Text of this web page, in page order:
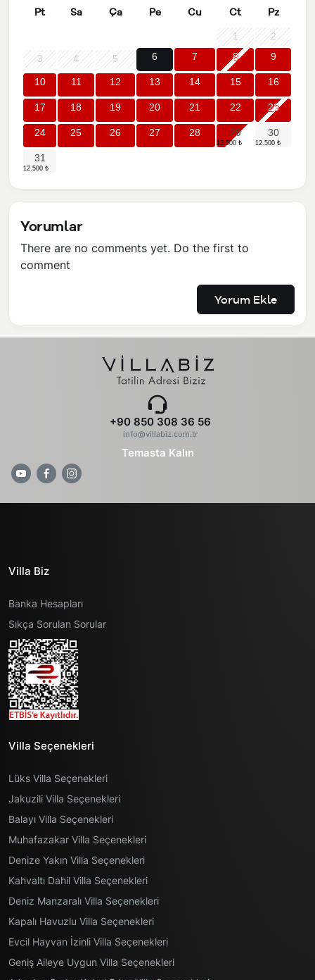
Pt Sa Ça Pe Cu Ct Pz
1
2
3
4 5 6 7 8 9
10 11 12 13 14 15 16
17 18 19 20 21 22 23
24 25 26 27 28 29 30
31
Yorumlar
There are no comments yet. Do the first to
comment
Yorum Ekle
+90 850 308 36 56
info@villabiz.com.tr
Temasta Kalın
Villa Biz
Banka Hesapları
Sıkça Sorulan Sorular
Villa Seçenekleri
Lüks Villa Seçenekleri
Jakuzili Villa Seçenekleri
Balayı Villa Seçenekleri
Muhafazakar Villa Seçenekleri
Denize Yakın Villa Seçenekleri
Kahvaltı Dahil Villa Seçenekleri
Deniz Manzaralı Villa Seçenekleri
Kapalı Havuzlu Villa Seçenekleri
Evcil Hayvan İzinli Villa Seçenekleri
Geniş Aileye Uygun Villa Seçenekleri